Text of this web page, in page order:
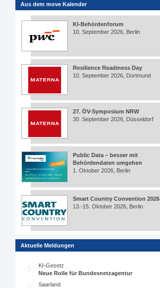
Aus dem move Kalender
KI-Behördenforum
10. September 2026, Berlin
Resilience Readiness Day
10. September 2026, Dortmund
27. ÖV-Symposium NRW
30. September 2026, Düsseldorf
Public Data – besser mit
Behördendaten umgehen
1. Oktober 2026, Berlin
Smart Country Convention 2026
13.-15. Oktober 2026, Berlin
Aktuelle Meldungen
KI-Gesetz
Neue Rolle für Bundesnetzagentur
Saarland